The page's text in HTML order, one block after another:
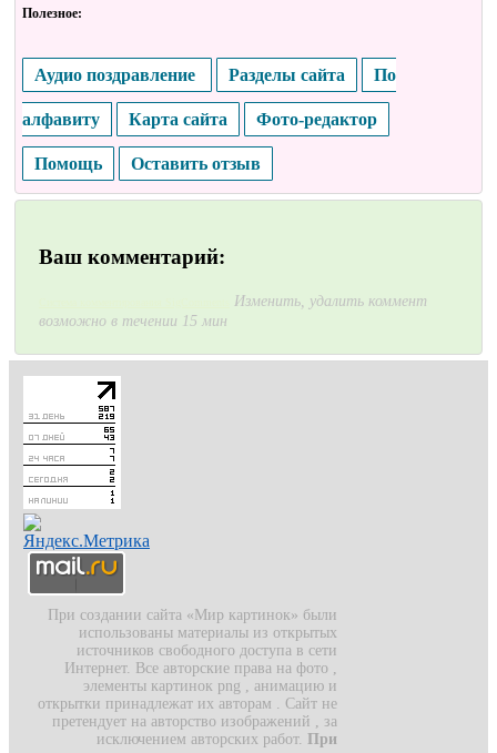
Полезное:
Аудио поздравление Разделы сайта По
алфавиту Карта сайта Фото-редактор
Помощь Оставить отзыв
Ваш комментарий:
Изменить, удалить коммент
возможно в течении 15 мин
При создании сайта «Мир картинок» были
использованы материалы из открытых
источников свободного доступа в сети
Интернет. Все авторские права на фото ,
элементы картинок png , анимацию и
открытки принадлежат их авторам . Сайт не
претендует на авторство изображений , за
исключением авторских работ. При